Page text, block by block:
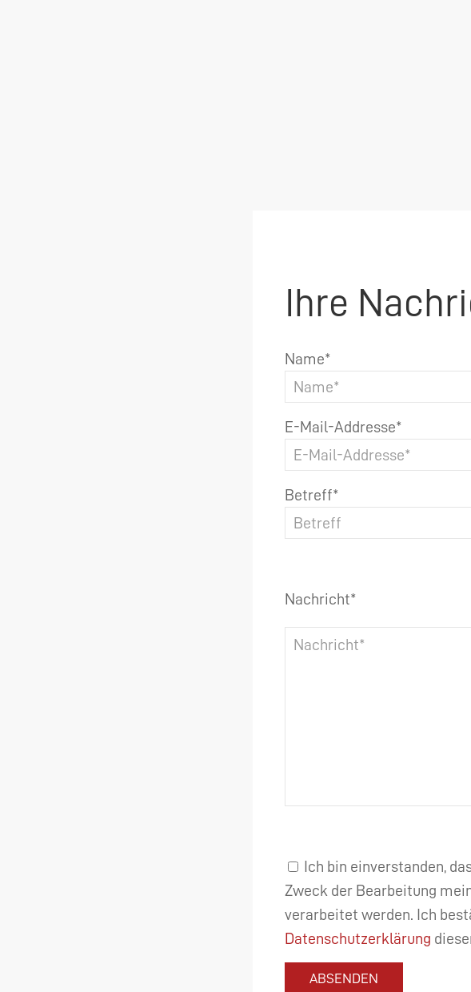
Ihre
Name*
E-Mail-Addresse*
Betreff*
Nachricht*
Ich bin einverstanden,
Zweck der Bearbeitung
verarbeitet werden. Ich
Datenschutzerklärung
ABSENDEN